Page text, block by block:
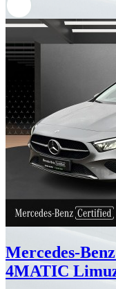
Mercedes-
4MATIC